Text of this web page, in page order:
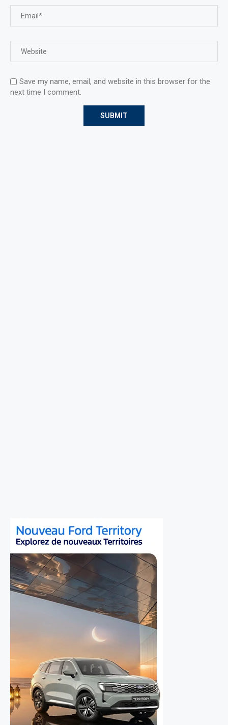
Save my name, email, and website in this browser for the
next time I comment.